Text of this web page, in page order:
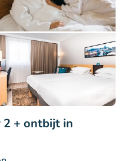
2 + ontbijt in